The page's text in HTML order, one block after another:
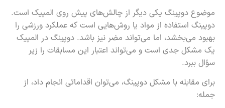
موضوع دوپینگ یکی دیگر از چالش‌های پیش روی المپیک است.
دوپینگ استفاده از مواد یا روش‌هایی است که عملکرد ورزشی را
بهبود می‌بخشد، اما می‌تواند مضر نیز باشد. دوپینگ در المپیک
یک مشکل جدی است و می‌تواند اعتبار این مسابقات را زیر
سؤال ببرد.
برای مقابله با مشکل دوپینگ، می‌توان اقداماتی انجام داد، از
جمله: